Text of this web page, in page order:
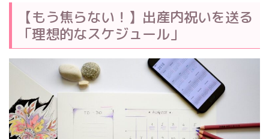
【もう焦らない！】出産内祝いを送る
「理想的なスケジュール」